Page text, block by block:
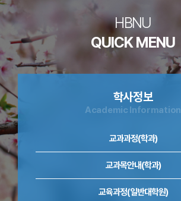
HBNU
QUICK MENU
학사정보
Academic Information
교과과정(학과)
교과목안내(학과)
교육과정(일반대학원)